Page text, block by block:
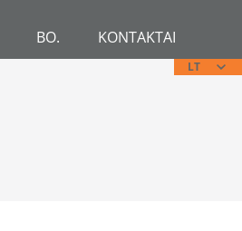
BO. KONTAKTAI
LT